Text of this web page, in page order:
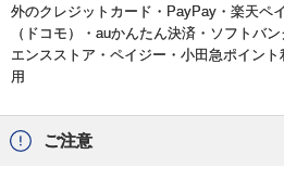
外のクレジットカード・PayPay・楽天ペ
（ドコモ）・auかんたん決済・ソフトバ
エンスストア・ペイジー・小田急ポイン
用
ご注意